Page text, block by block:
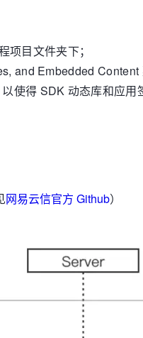
目文件夹下；
and Embedded
得 SDK 动态库和应用
网易云信官方 Github）